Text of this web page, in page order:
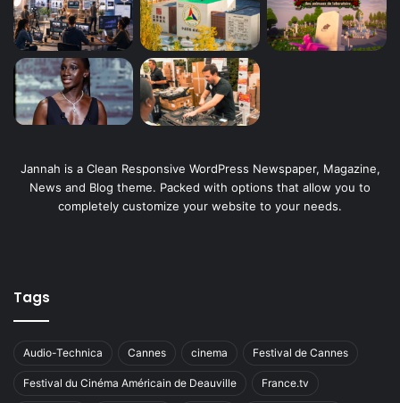
Jannah is a Clean Responsive WordPress Newspaper, Magazine,
News and Blog theme. Packed with options that allow you to
completely customize your website to your needs.
Tags
Audio-Technica Cannes cinema Festival de Cannes
Festival du Cinéma Américain de Deauville France.tv